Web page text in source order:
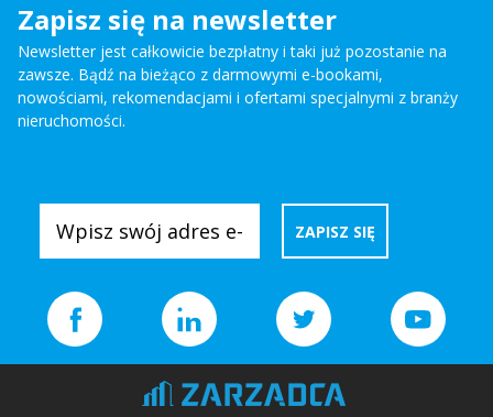
Zapisz się na newsletter
Newsletter jest całkowicie bezpłatny i taki już pozostanie na
zawsze. Bądź na bieżąco z darmowymi e-bookami,
nowościami, rekomendacjami i ofertami specjalnymi z branży
nieruchomości.